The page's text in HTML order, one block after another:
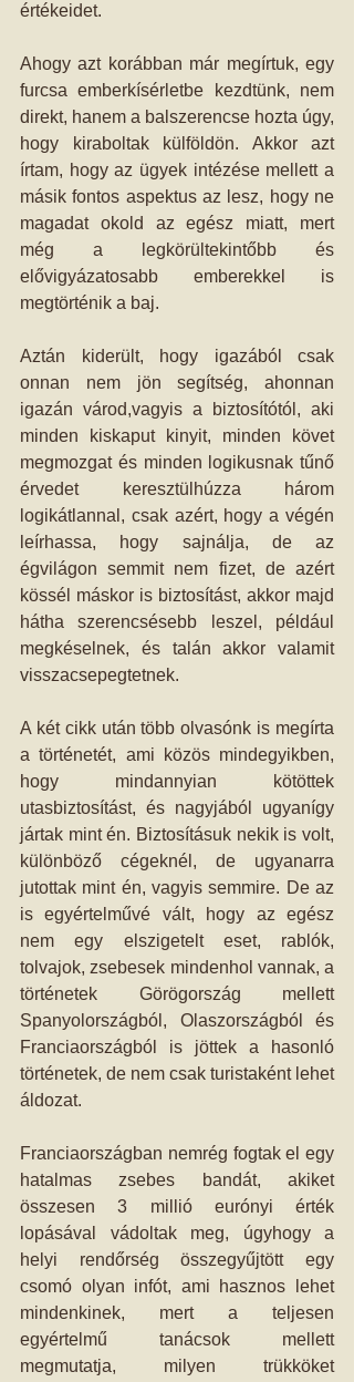
értékeidet.
Ahogy azt korábban már megírtuk, egy
furcsa emberkísérletbe kezdtünk, nem
direkt, hanem a balszerencse hozta úgy,
hogy kiraboltak külföldön. Akkor azt
írtam, hogy az ügyek intézése mellett a
másik fontos aspektus az lesz, hogy ne
magadat okold az egész miatt, mert
még a legkörültekintőbb és
elővigyázatosabb emberekkel is
megtörténik a baj.
Aztán kiderült, hogy igazából csak
onnan nem jön segítség, ahonnan
igazán várod,vagyis a biztosítótól, aki
minden kiskaput kinyit, minden követ
megmozgat és minden logikusnak tűnő
érvedet keresztülhúzza három
logikátlannal, csak azért, hogy a végén
leírhassa, hogy sajnálja, de az
égvilágon semmit nem fizet, de azért
kössél máskor is biztosítást, akkor majd
hátha szerencsésebb leszel, például
megkéselnek, és talán akkor valamit
visszacsepegtetnek.
A két cikk után több olvasónk is megírta
a történetét, ami közös mindegyikben,
hogy mindannyian kötöttek
utasbiztosítást, és nagyjából ugyanígy
jártak mint én. Biztosításuk nekik is volt,
különböző cégeknél, de ugyanarra
jutottak mint én, vagyis semmire. De az
is egyértelművé vált, hogy az egész
nem egy elszigetelt eset, rablók,
tolvajok, zsebesek mindenhol vannak, a
történetek Görögország mellett
Spanyolországból, Olaszországból és
Franciaországból is jöttek a hasonló
történetek, de nem csak turistaként lehet
áldozat.
Franciaországban nemrég fogtak el egy
hatalmas zsebes bandát, akiket
összesen 3 millió eurónyi érték
lopásával vádoltak meg, úgyhogy a
helyi rendőrség összegyűjtött egy
csomó olyan infót, ami hasznos lehet
mindenkinek, mert a teljesen
egyértelmű tanácsok mellett
megmutatja, milyen trükköket